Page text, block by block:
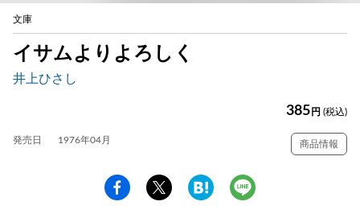
文庫
イサムよりよろしく
井上ひさし
385 円 (税込)
発売日 1976年04月 商品情報